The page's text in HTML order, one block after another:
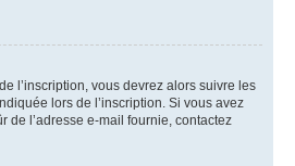
l’inscription, vous devrez alors suivre les
lors de l’inscription. Si vous avez
de l’adresse e-mail fournie, contactez